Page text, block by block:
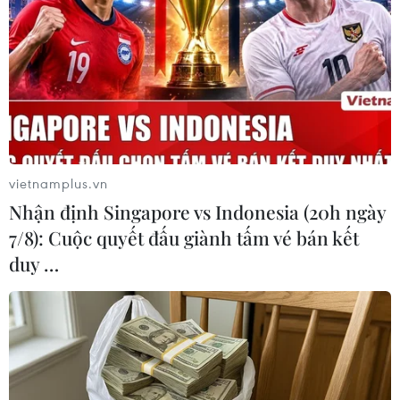
Tesla xuất xưởng hơn 1 triệu xe ôtô điện
trong năm tài chính 2021/2022
03/04/2022 07:38
Từ tháng 4/2021-3/2022, Tesla giao 1,06 triệu chiếc EV,
trong đó bàn giao hơn 310 chiếc EV chỉ trong quý
1/2022, cao hơn 67% so với cùng kỳ năm trước.
vietnamplus.vn
Nhận định Singapore vs Indonesia (20h ngày
7/8): Cuộc quyết đấu giành tấm vé bán kết
duy …